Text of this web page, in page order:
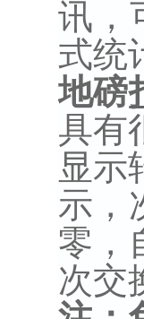
讯，
式统
地磅
具有
显示
示，
零，
次交